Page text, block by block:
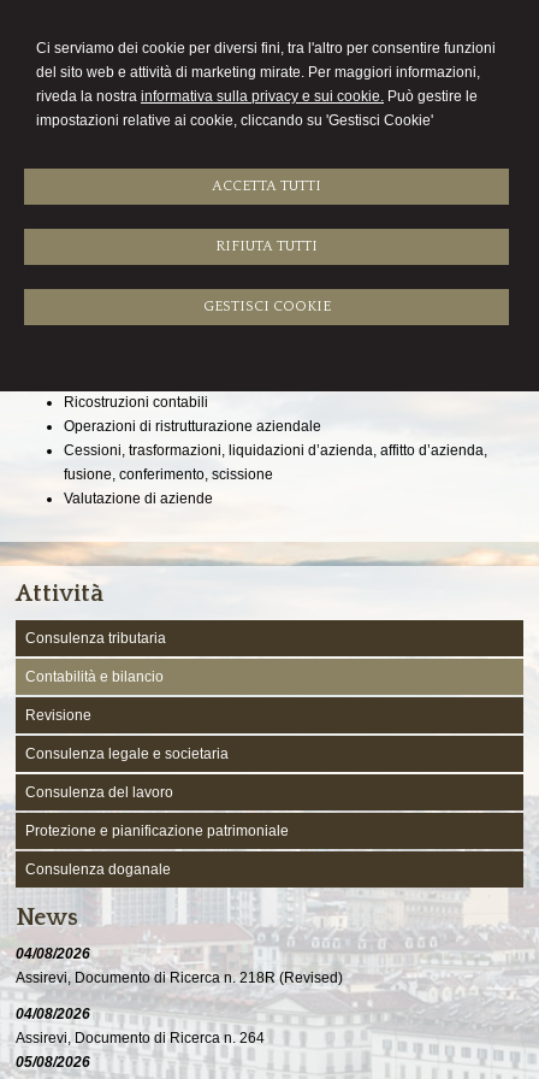
Ci serviamo dei cookie per diversi fini, tra l'altro per consentire funzioni
del sito web e attività di marketing mirate. Per maggiori informazioni,
riveda la nostra informativa sulla privacy e sui cookie. Può gestire le
impostazioni relative ai cookie, cliccando su 'Gestisci Cookie'
ACCETTA TUTTI
RIFIUTA TUTTI
GESTISCI COOKIE
Studio Commercialista
Menu
Contabilità e bilancio
Consulenza in materia di contabilità e bilancio
Tenuta della contabilità IVA e generale
Ricostruzioni contabili
Operazioni di ristrutturazione aziendale
Cessioni, trasformazioni, liquidazioni d’azienda, affitto d’azienda,
fusione, conferimento, scissione
Valutazione di aziende
Attività
Consulenza tributaria
Contabilità e bilancio
Revisione
Consulenza legale e societaria
Consulenza del lavoro
Protezione e pianificazione patrimoniale
Consulenza doganale
News
04/08/2026
Assirevi, Documento di Ricerca n. 218R (Revised)
04/08/2026
Assirevi, Documento di Ricerca n. 264
05/08/2026